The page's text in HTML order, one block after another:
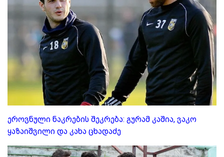
ეროვნული ნაკრების შეკრება: გურამ კაშია, ვაკო
ყაზაიშვილი და კახა ცხადაძე